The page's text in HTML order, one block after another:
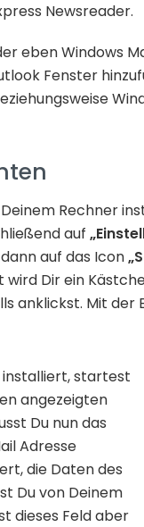
Newsreader.
eben Windows
Fenster
Rechner
auf
auf das Icon
wird Dir ein
anklickst. Mit der
startest
angezeigten
Du nun das
Adresse
die Daten des
Du von Deinem
dieses Feld aber